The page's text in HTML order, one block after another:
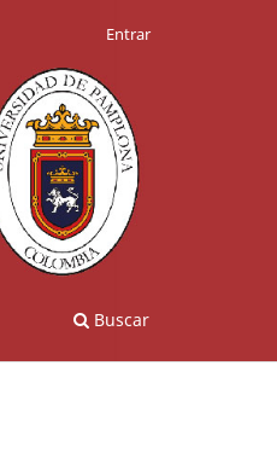
Buscar
Entrar